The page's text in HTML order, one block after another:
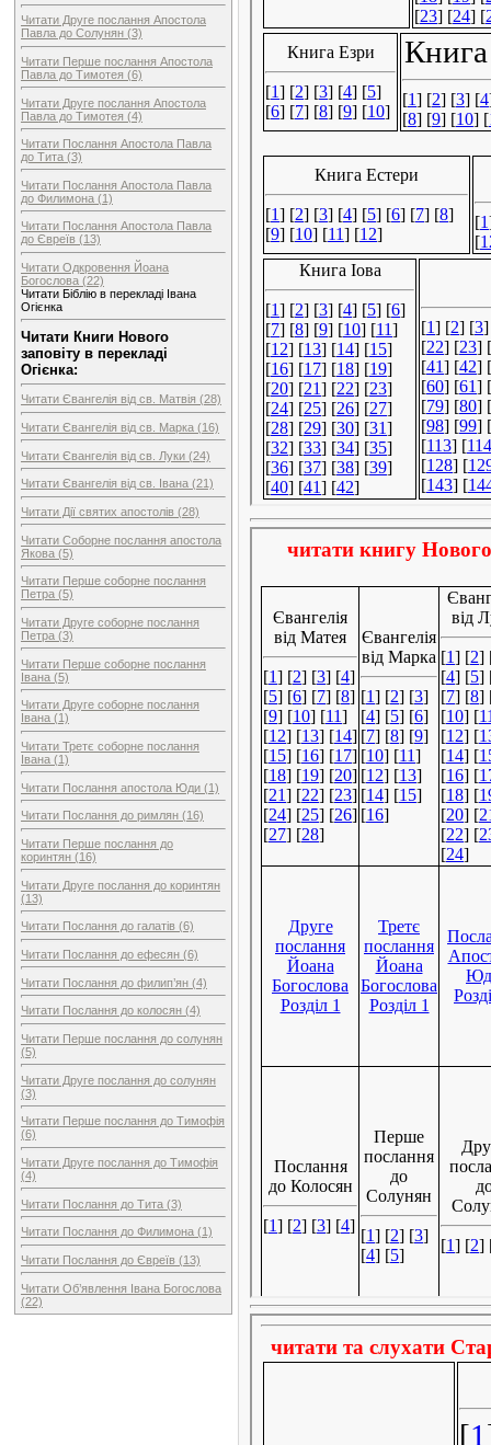
Читати Друге послання Апостола
Павла до Солунян (3)
Читати Перше послання Апостола
Павла до Тимотея (6)
Читати Друге послання Апостола
Павла до Тимотея (4)
Читати Послання Апостола Павла
до Тита (3)
Читати Послання Апостола Павла
до Филимона (1)
Читати Послання Апостола Павла
до Євреїв (13)
Читати Одкровення Йоана
Богослова (22)
Читати Біблію в перекладі Івана
Огієнка
Читати Книги Нового
заповіту в перекладі
Огієнка:
Читати Євангелія від св. Матвія (28)
Читати Євангелія від св. Марка (16)
Читати Євангелія від св. Луки (24)
Читати Євангелія від св. Івана (21)
Читати Дії святих апостолів (28)
Читати Соборне послання апостола
Якова (5)
Читати Перше соборне послання
Петра (5)
Читати Друге соборне послання
Петра (3)
Читати Перше соборне послання
Івана (5)
Читати Друге соборне послання
Івана (1)
Читати Третє соборне послання
Івана (1)
Читати Послання апостола Юди (1)
Читати Послання до римлян (16)
Читати Перше послання до
коринтян (16)
Читати Друге послання до коринтян
(13)
Читати Послання до галатів (6)
Читати Послання до ефесян (6)
Читати Послання до филип’ян (4)
Читати Послання до колосян (4)
Читати Перше послання до солунян
(5)
Читати Друге послання до солунян
(3)
Читати Перше послання до Тимофія
(6)
Читати Друге послання до Тимофія
(4)
Читати Послання до Тита (3)
Читати Послання до Филимона (1)
Читати Послання до Євреїв (13)
Читати Об’явлення Івана Богослова
(22)